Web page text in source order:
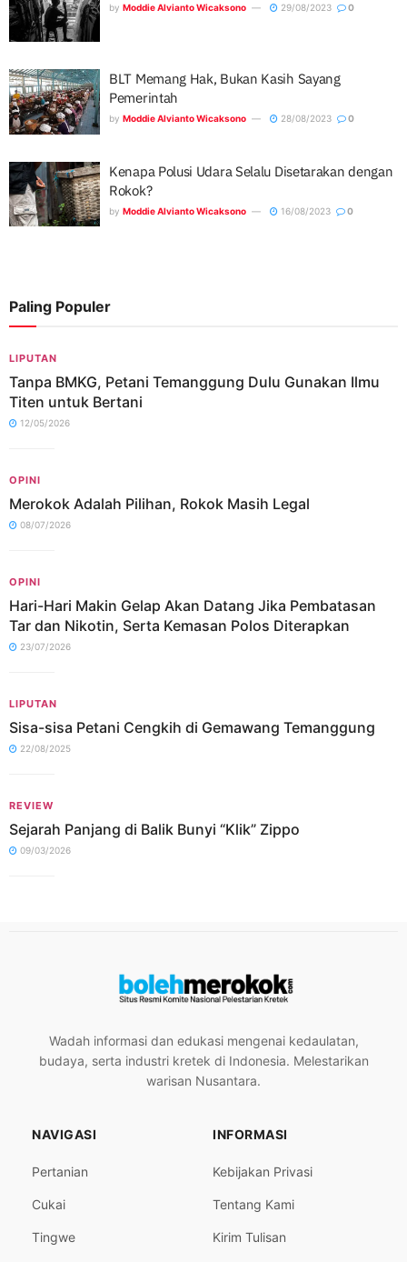
by Moddie Alvianto Wicaksono 29/08/2023 0
BLT Memang Hak, Bukan Kasih Sayang
Pemerintah
by Moddie Alvianto Wicaksono 28/08/2023 0
Kenapa Polusi Udara Selalu Disetarakan dengan
Rokok?
by Moddie Alvianto Wicaksono 16/08/2023 0
Paling Populer
LIPUTAN
Tanpa BMKG, Petani Temanggung Dulu Gunakan Ilmu
Titen untuk Bertani
12/05/2026
OPINI
Merokok Adalah Pilihan, Rokok Masih Legal
08/07/2026
OPINI
Hari-Hari Makin Gelap Akan Datang Jika Pembatasan
Tar dan Nikotin, Serta Kemasan Polos Diterapkan
23/07/2026
LIPUTAN
Sisa-sisa Petani Cengkih di Gemawang Temanggung
22/08/2025
REVIEW
Sejarah Panjang di Balik Bunyi “Klik” Zippo
09/03/2026
Wadah informasi dan edukasi mengenai kedaulatan,
budaya, serta industri kretek di Indonesia. Melestarikan
warisan Nusantara.
NAVIGASI
Pertanian
Cukai
Tingwe
INFORMASI
Kebijakan Privasi
Tentang Kami
Kirim Tulisan